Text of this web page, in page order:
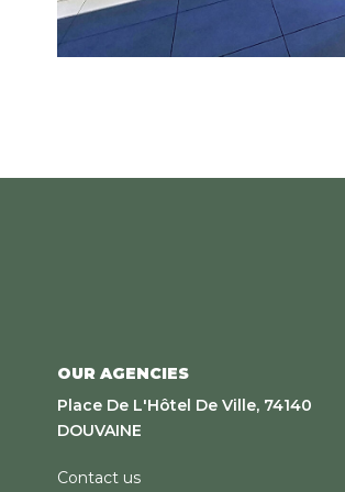
OUR AGENCIES
Place De L'Hôtel De Ville, 74140
DOUVAINE
Contact us